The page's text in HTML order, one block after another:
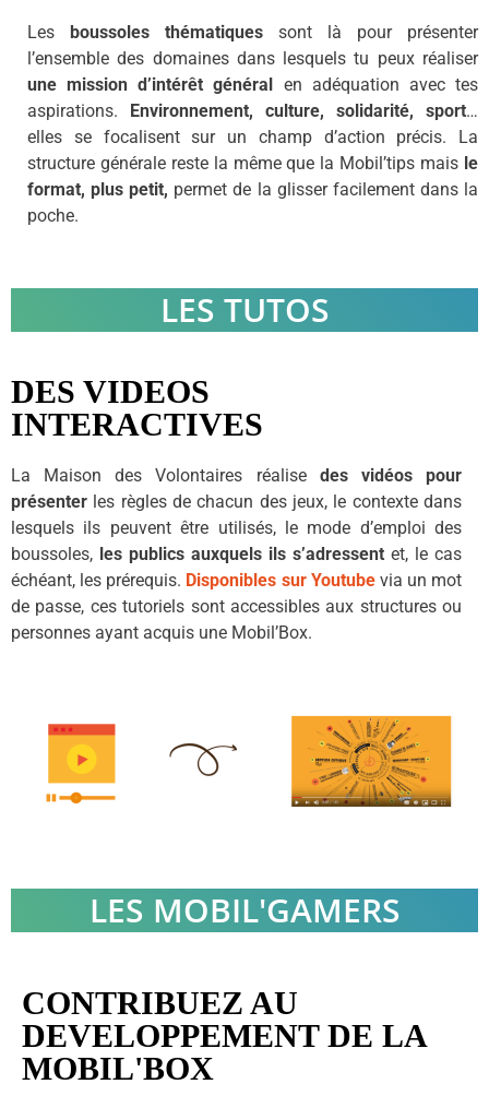
Les boussoles thématiques sont là pour présenter
l’ensemble des domaines dans lesquels tu peux réaliser
une mission d’intérêt général en adéquation avec tes
aspirations. Environnement, culture, solidarité, sport…
elles se focalisent sur un champ d’action précis. La
structure générale reste la même que la Mobil’tips mais le
format, plus petit, permet de la glisser facilement dans la
poche.
LES TUTOS
DES VIDEOS
INTERACTIVES
La Maison des Volontaires réalisedes vidéos pour
présenter les règles de chacun des jeux, le contexte dans
lesquels ils peuvent être utilisés, le mode d’emploi des
boussoles, les publics auxquels ils s’adressent et, le cas
échéant, les prérequis. Disponibles sur Youtubevia un mot
de passe, ces tutoriels sont accessibles aux structures ou
personnes ayant acquis une Mobil’Box.
LES MOBIL'GAMERS
CONTRIBUEZ AU
DEVELOPPEMENT DE LA
MOBIL'BOX